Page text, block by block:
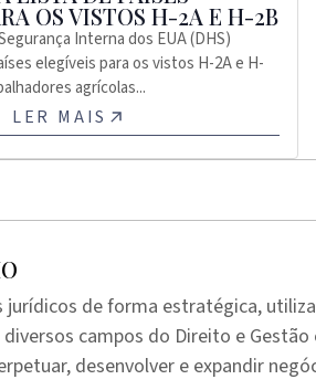
OS VISTOS H-2A E H-2B
Interna dos EUA (DHS)
elegíveis para os vistos H-2A e H-
agrícolas...
LER MAIS
jurídicos de forma estratégica,
campos do Direito e
desenvolver e expandir